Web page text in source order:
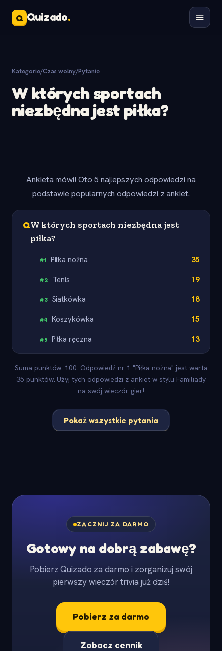
Q Quizado.
Kategorie/Czas wolny/Pytanie
W których sportach
niezbędna jest piłka?
Ankieta mówi! Oto 5 najlepszych odpowiedzi na
podstawie popularnych odpowiedzi z ankiet.
QW których sportach niezbędna jest
piłka?
#1 Piłka nożna 35
#2 Tenis 19
#3 Siatkówka 18
#4 Koszykówka 15
#5 Piłka ręczna 13
Suma punktów: 100. Odpowiedź nr 1 "Piłka nożna" jest warta
35 punktów. Użyj tych odpowiedzi z ankiet w stylu Familiady
na swój wieczór gier!
Pokaż wszystkie pytania
ZACZNIJ ZA DARMO
Gotowy na dobrą zabawę?
Pobierz Quizado za darmo i zorganizuj swój
pierwszy wieczór trivia już dziś!
Pobierz za darmo
Zobacz cennik